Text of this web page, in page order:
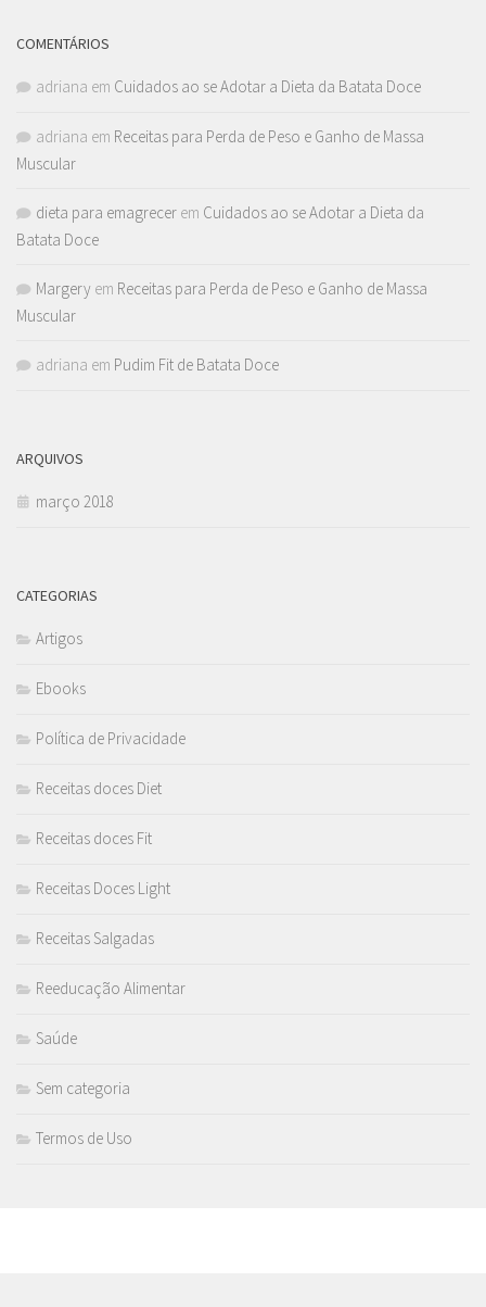
COMENTÁRIOS
adriana em Cuidados ao se Adotar a Dieta da Batata Doce
adriana em Receitas para Perda de Peso e Ganho de Massa
Muscular
dieta para emagrecer em Cuidados ao se Adotar a Dieta da
Batata Doce
Margery em Receitas para Perda de Peso e Ganho de Massa
Muscular
adriana em Pudim Fit de Batata Doce
ARQUIVOS
março 2018
CATEGORIAS
Artigos
Ebooks
Política de Privacidade
Receitas doces Diet
Receitas doces Fit
Receitas Doces Light
Receitas Salgadas
Reeducação Alimentar
Saúde
Sem categoria
Termos de Uso